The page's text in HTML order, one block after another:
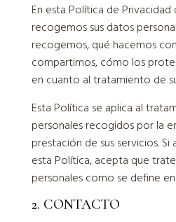
En esta Política de
recogemos sus datos
recogemos, qué hacemos
compartimos, cómo los
en cuanto al tratamiento de
Esta Política se aplica al
personales recogidos por la
prestación de sus servicios.
esta Política, acepta que
personales como se define
2. CONTACTO